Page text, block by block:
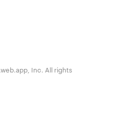
Inc. All rights